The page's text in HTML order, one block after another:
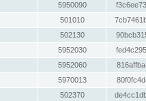
5950090
501010
502130
5952030
5952060
5970013
502370